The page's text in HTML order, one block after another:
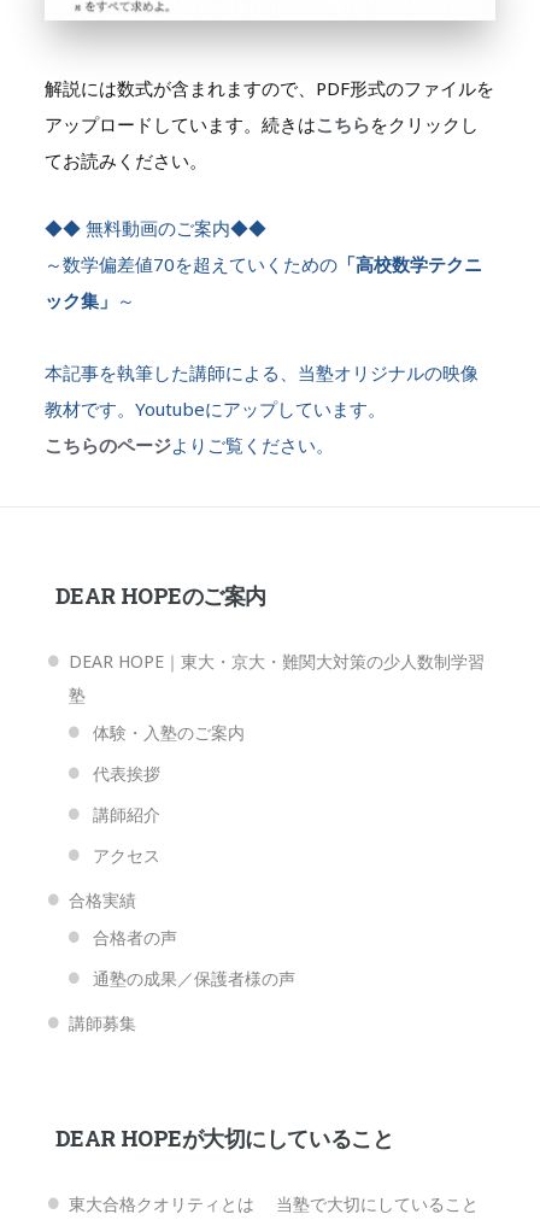
解説には数式が含まれますので、PDF形式のファイルを
アップロードしています。続きはこちらをクリックし
てお読みください。
◆◆ 無料動画のご案内◆◆
～数学偏差値70を超えていくための「高校数学テクニ
ック集」 ～
本記事を執筆した講師による、当塾オリジナルの映像
教材です。Youtubeにアップしています。
こちらのページよりご覧ください。
DEAR HOPEのご案内
DEAR HOPE｜東大・京大・難関大対策の少人数制学習
塾
体験・入塾のご案内
代表挨拶
講師紹介
アクセス
合格実績
合格者の声
通塾の成果／保護者様の声
講師募集
DEAR HOPEが大切にしていること
東大合格クオリティとは 当塾で大切にしていること